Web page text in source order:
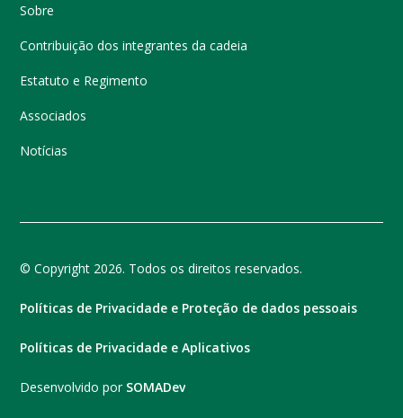
Sobre
Contribuição dos integrantes da cadeia
Estatuto e Regimento
Associados
Notícias
© Copyright 2026. Todos os direitos reservados.
Políticas de Privacidade e Proteção de dados pessoais
Políticas de Privacidade e Aplicativos
Desenvolvido por SOMADev